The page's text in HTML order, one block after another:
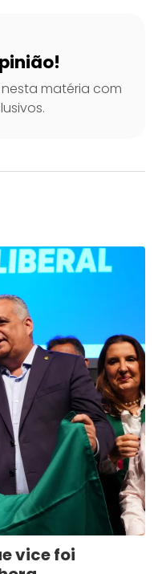
matéria com
vice foi